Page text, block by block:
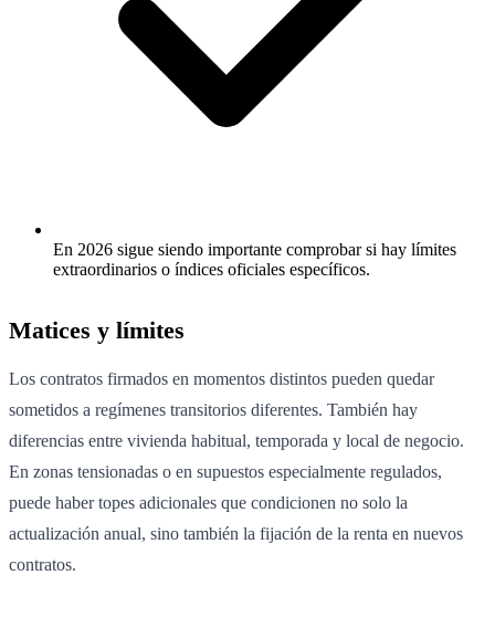
En 2026 sigue siendo importante comprobar si hay límites
extraordinarios o índices oficiales específicos.
Matices y límites
Los contratos firmados en momentos distintos pueden quedar
sometidos a regímenes transitorios diferentes. También hay
diferencias entre vivienda habitual, temporada y local de negocio.
En zonas tensionadas o en supuestos especialmente regulados,
puede haber topes adicionales que condicionen no solo la
actualización anual, sino también la fijación de la renta en nuevos
contratos.